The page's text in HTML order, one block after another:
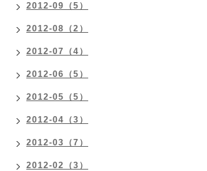
2012-09（5）
2012-08（2）
2012-07（4）
2012-06（5）
2012-05（5）
2012-04（3）
2012-03（7）
2012-02（3）